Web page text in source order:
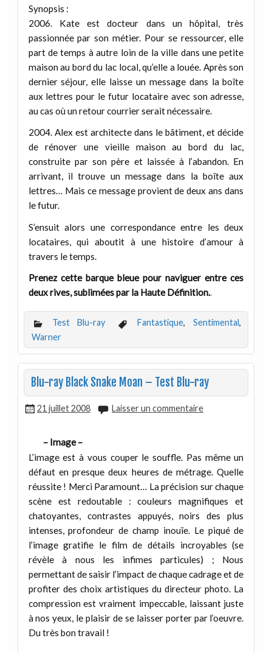
Synopsis :
2006. Kate est docteur dans un hôpital, très
passionnée par son métier. Pour se ressourcer, elle
part de temps à autre loin de la ville dans une petite
maison au bord du lac local, qu’elle a louée. Après son
dernier séjour, elle laisse un message dans la boîte
aux lettres pour le futur locataire avec son adresse,
au cas où un retour courrier serait nécessaire.
2004. Alex est architecte dans le bâtiment, et décide
de rénover une vieille maison au bord du lac,
construite par son père et laissée à l’abandon. En
arrivant, il trouve un message dans la boîte aux
lettres… Mais ce message provient de deux ans dans
le futur.
S’ensuit alors une correspondance entre les deux
locataires, qui aboutit à une histoire d’amour à
travers le temps.
Prenez cette barque bleue pour naviguer entre ces
deux rives, sublimées par la Haute Définition..
Test Blu-ray Fantastique, Sentimental,
Warner
Blu-ray Black Snake Moan – Test Blu-ray
21 juillet 2008 Laisser un commentaire
– Image –
L’image est à vous couper le souffle. Pas même un
défaut en presque deux heures de métrage. Quelle
réussite ! Merci Paramount… La précision sur chaque
scène est redoutable : couleurs magnifiques et
chatoyantes, contrastes appuyés, noirs des plus
intenses, profondeur de champ inouïe. Le piqué de
l’image gratifie le film de détails incroyables (se
révèle à nous les infimes particules) ; Nous
permettant de saisir l’impact de chaque cadrage et de
profiter des choix artistiques du directeur photo. La
compression est vraiment impeccable, laissant juste
à nos yeux, le plaisir de se laisser porter par l’oeuvre.
Du très bon travail !